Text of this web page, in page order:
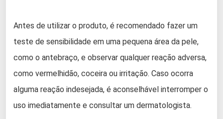
Antes de utilizar o produto, é recomendado fazer um
teste de sensibilidade em uma pequena área da pele,
como o antebraço, e observar qualquer reação adversa,
como vermelhidão, coceira ou irritação. Caso ocorra
alguma reação indesejada, é aconselhável interromper o
uso imediatamente e consultar um dermatologista.